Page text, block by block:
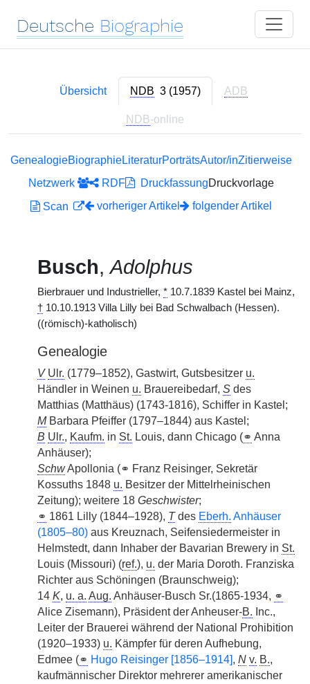
Deutsche Biographie
Übersicht NDB 3 (1957) ADB
NDB-online
GenealogieBiographieLiteraturPorträtsAutor/inZitierweise
Netzwerk
RDF DruckfassungDruckvorlage
Scan
vorheriger Artikel folgender Artikel
Busch,Adolphus
Bierbrauer und Industrieller, * 10.7.1839 Kastel bei Mainz,
† 10.10.1913 Villa Lilly bei Bad Schwalbach (Hessen).
((römisch)-katholisch)
Genealogie
V Ulr. (1779–1852), Gastwirt, Gutsbesitzer u.
Händler in Weinen u. Brauereibedarf, S des
Matthias (Matthäus) (1743-1816), Schiffer in Kastel;
MBarbara Pfeiffer (1797–1844) aus Kastel;
B Ulr., Kaufm. in St. Louis, dann Chicago (⚭ Anna
Anhäuser);
SchwApollonia (⚭ Franz Reisinger, Sekretär
Kossuths 1848 u. Besitzer der Mittelrheinischen
Zeitung); weitere 18 Geschwister;
⚭ 1861 Lilly (1844–1928), Tdes Eberh. Anhäuser
(1805–80) aus Kreuznach, Seifensiedermeister in
Helmstedt, dann Inhaber der Bavarian Brewery in St.
Louis (Missouri) (ref.), u. der Maria Doroth. Franziska
Richter aus Schöningen (Braunschweig);
14 K, u. a. Aug. Anhäuser-Busch Sr.(1865-1934, ⚭
Alice Zisemann), Präsident der Anheuser-B. Inc.,
Leiter der Brauerei während der National Prohibition
(1920–1933) u. Kämpfer für deren Aufhebung,
Edmee (⚭ Hugo Reisinger [1856–1914], N v. B.,
kaufmännischer Direktor mehrerer amerikanischer